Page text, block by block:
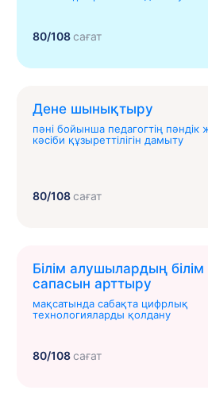
80/108сағат
Дене шынықтыру
пәні бойынша педагогтің пәндік
кәсіби құзыреттілігін дамыту
80/108сағат
Білім алушылардың білім
сапасын арттыру
мақсатында сабақта цифрлық
технологияларды қолдану
80/108сағат